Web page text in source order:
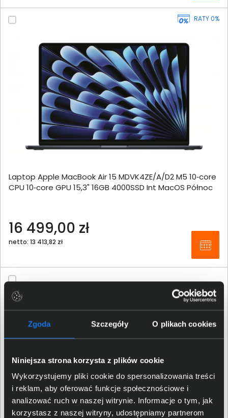
Zgoda Szczegóły O plikach cookies
Niniejsza strona korzysta z plików cookie
Wykorzystujemy pliki cookie do spersonalizowania treści
i reklam, aby oferować funkcje społecznościowe i
analizować ruch w naszej witrynie. Informacje o tym, jak
korzystasz z naszej witryny, udostępniamy partnerom
RATY 0%
Laptop Apple MacBook Air 15 MDVK4ZE/A/D2 M5 10‑core
CPU 10‑core GPU 15,3" 16GB 4000SSD Int MacOS Północ
16 499,00 zł
netto: 13 413,82 zł